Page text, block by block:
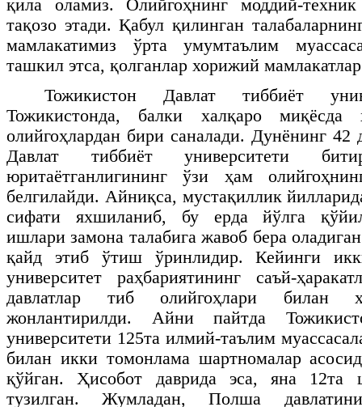
қила оламиз. Олийгоҳнинг моддий-
тақозо этади. Қабул қилинган
мамлакатимиз ўрта умумтаълим
ташкил этса, қолганлар хорижий
Тожикистон Давлат тиббиёт
Тожикистонда, балки халқаро
олийгоҳлардан бири саналади. Дунёнинг 42
Давлат тиббиёт университети
юритаётганлигининг ўзи ҳам
белгилайди. Айниқса, мустақиллик
сифати яхшиланиб, бу ерда йўлга
ишлари замона талабига жавоб бера
қайд этиб ўтиш ўринлидир. Кейинги
университет раҳбариятининг саъй-
давлатлар тиб олийгоҳлари билан
жонлантирилди. Айни пайтда
университети 125та илмий-таълим
билан икки томонлама шартномалар
қўйган. Ҳисобот даврида эса, яна 12та
тузилган. Жумладан, Полша